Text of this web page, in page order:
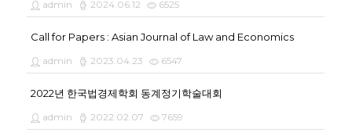
admin 2024.06.12 6525
Call for Papers : Asian Journal of Law and Economics
admin 2023.04.23 6547
2022년 한국법경제학회 동계정기학술대회
admin 2022.02.07 7659